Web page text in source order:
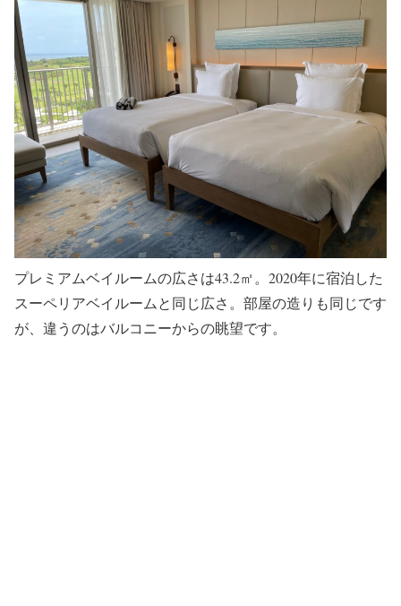
プレミアムベイルームの広さは43.2㎡。2020年に宿泊した
スーペリアベイルームと同じ広さ。部屋の造りも同じです
が、違うのはバルコニーからの眺望です。